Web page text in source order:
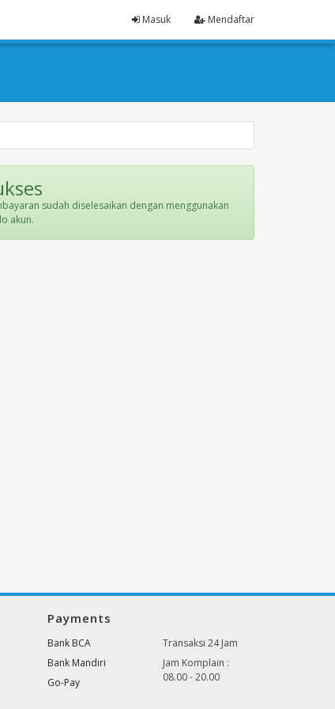
Masuk Mendaftar
sudah diselesaikan dengan menggunakan
akun.
Payments
Bank BCA
Bank Mandiri
Go-Pay
Transaksi 24 Jam
Jam Komplain :
08.00 - 20.00